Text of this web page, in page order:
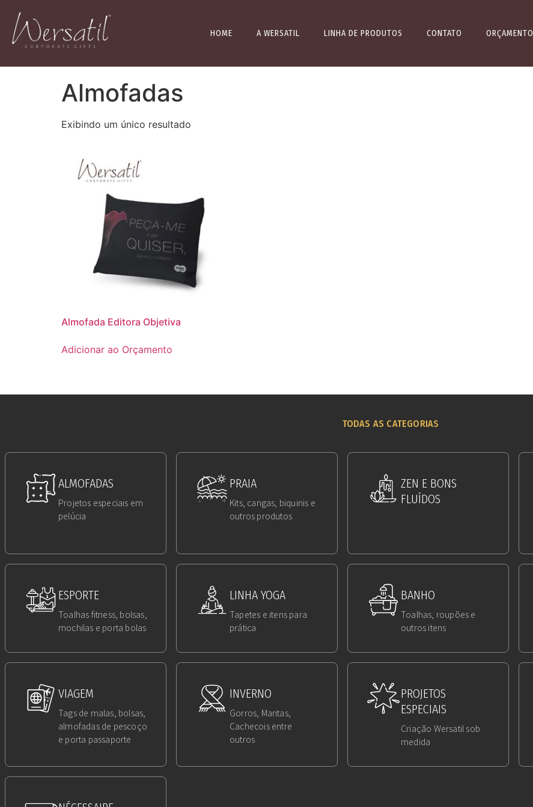
HOME A WERSATIL LINHA DE PRODUTOS CONTATO ORÇAMENTO
Almofadas
Exibindo um único resultado
Almofada Editora Objetiva
Adicionar ao Orçamento
TODAS AS CATEGORIAS
ALMOFADAS
Projetos especiais em
pelúcia
PRAIA
Kits, cangas, biquinis e
outros produtos
ZEN E BONS
FLUÍDOS
ESPORTE
Toalhas fitness, bolsas,
mochilas e porta bolas
LINHA YOGA
Tapetes e itens para
prática
BANHO
Toalhas, roupões e
outros itens
VIAGEM
Tags de malas, bolsas,
almofadas de pescoço
e porta passaporte
INVERNO
Gorros, Mantas,
Cachecois entre
outros
PROJETOS
ESPECIAIS
Criação Wersatil sob
medida